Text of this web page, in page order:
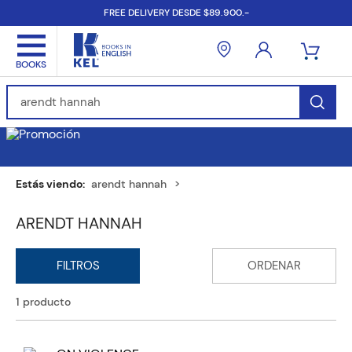
FREE DELIVERY DESDE $89.900.-
Find Books, Authors, ISBN...
arendt hannah
ARENDT HANNAH
1 producto